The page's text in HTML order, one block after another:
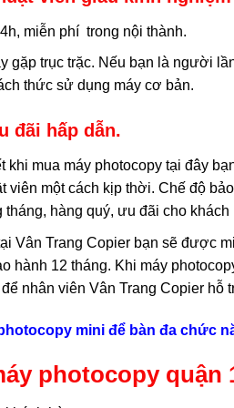
miễn phí trong nội thành.
gặp trục trặc. Nếu bạn là người
thức sử dụng máy cơ bản.
đãi hấp dẫn.
khi mua máy photocopy tại đây
viên một cách kịp thời. Chế độ
hàng quý, ưu đãi cho khách
Vân Trang Copier bạn sẽ được
hành 12 tháng. Khi máy
nhân viên Vân Trang Copier hỗ
mini để bàn đa chức
photocopy quận